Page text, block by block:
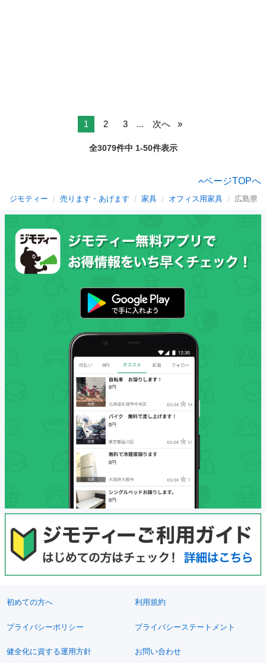
1 2 3 ... 次へ
全3079件中 1-50件表示
ページTOPへ
ジモティー 売ります・あげます 家具 オフィス用家具 広島県
初めての方へ 利用規約
プライバシーポリシー プライバシーステートメント
健全化に資する運用方針 お問い合わせ